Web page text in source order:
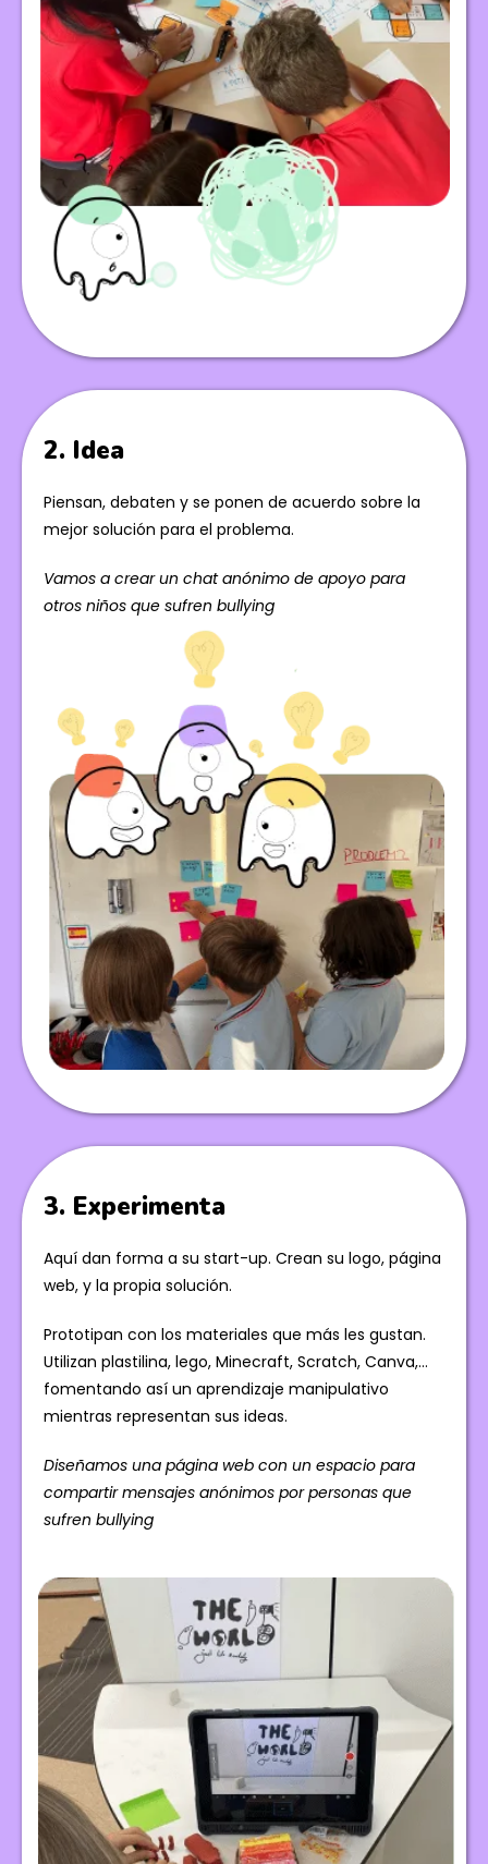
2. Idea
Piensan, debaten y se ponen de acuerdo sobre la
mejor solución para el problema.
Vamos a crear un chat anónimo de apoyo para
otros niños que sufren bullying
3. Experimenta
Aquí dan forma a su start-up. Crean su logo, página
web, y la propia solución.
Prototipan con los materiales que más les gustan.
Utilizan plastilina, lego, Minecraft, Scratch, Canva,…
fomentando así un aprendizaje manipulativo
mientras representan sus ideas.
Diseñamos una página web con un espacio para
compartir mensajes anónimos por personas que
sufren bullying